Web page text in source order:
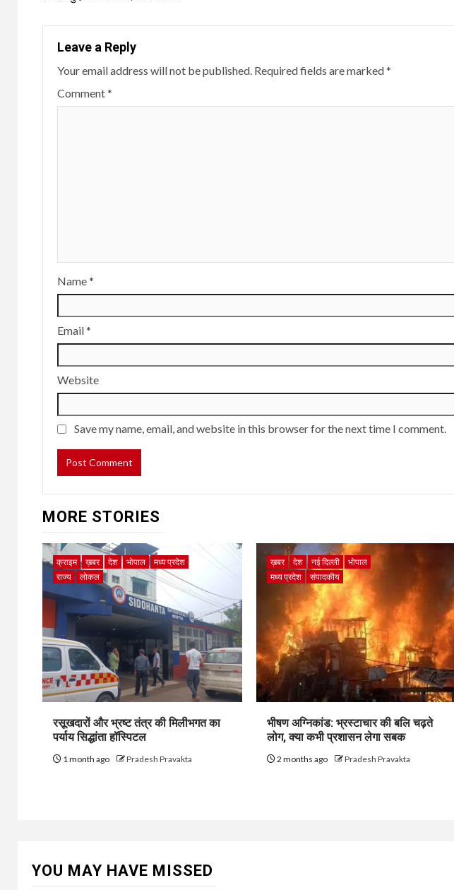
Leave a Reply
Your email address will not be published. Required fields are marked*
Comment*
Name*
Email*
Website
Save my name, email, and website in this browser for the next time I comment.
MORE STORIES
क्राइम ख़बर देश भोपाल
मध्य प्रदेश
राज्य
लोकल
रसूखदारों और भ्रष्ट तंत्र की मिलीभगत का
पर्याय सिद्धांता हॉस्पिटल
1 month ago Pradesh Pravakta
ख़बर देश नई दिल्ली
भोपाल
मध्य प्रदेश
संपादकीय
भीषण अग्निकांड: भ्रस्टाचार की बलि चढ़ते
लोग, क्या कभी प्रशासन लेगा सबक
2 months ago Pradesh Pravakta
YOU MAY HAVE MISSED